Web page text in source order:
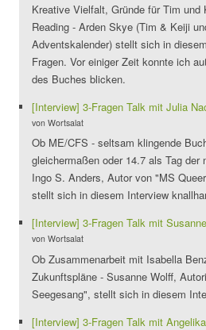
Kreative Vielfalt, Gründe für Tim
Reading - Arden Skye (Tim & Keiji
Adventskalender) stellt sich in
Fragen. Vor einiger Zeit konnte ich
des Buches blicken.
[Interview] 3-Fragen Talk mit Julia
von Wortsalat
Ob ME/CFS - seltsam klingende
gleichermaßen oder 14.7 als Tag der
Ingo S. Anders, Autor von "MS
stellt sich in diesem Interview
[Interview] 3-Fragen Talk mit
von Wortsalat
Ob Zusammenarbeit mit Isabella
Zukunftspläne - Susanne Wolff,
Seegesang", stellt sich in diesem
[Interview] 3-Fragen Talk mit